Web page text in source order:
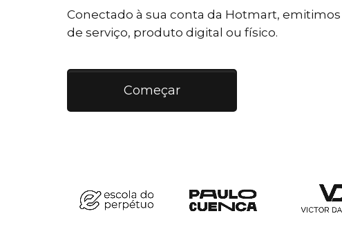
Conectado à sua conta da Hotmart, emitimos
de serviço, produto digital ou físico.
Começar